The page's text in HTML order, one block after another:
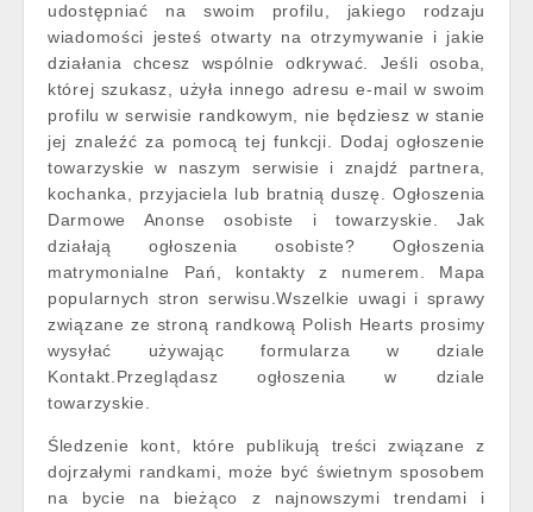
udostępniać na swoim profilu, jakiego rodzaju
wiadomości jesteś otwarty na otrzymywanie i jakie
działania chcesz wspólnie odkrywać. Jeśli osoba,
której szukasz, użyła innego adresu e-mail w swoim
profilu w serwisie randkowym, nie będziesz w stanie
jej znaleźć za pomocą tej funkcji. Dodaj ogłoszenie
towarzyskie w naszym serwisie i znajdź partnera,
kochanka, przyjaciela lub bratnią duszę. Ogłoszenia
Darmowe Anonse osobiste i towarzyskie. Jak
działają ogłoszenia osobiste? Ogłoszenia
matrymonialne Pań, kontakty z numerem. Mapa
popularnych stron serwisu.Wszelkie uwagi i sprawy
związane ze stroną randkową Polish Hearts prosimy
wysyłać używając formularza w dziale
Kontakt.Przeglądasz ogłoszenia w dziale
towarzyskie.
Śledzenie kont, które publikują treści związane z
dojrzałymi randkami, może być świetnym sposobem
na bycie na bieżąco z najnowszymi trendami i